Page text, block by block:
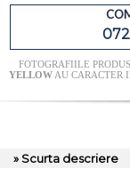
FOTOGRAFIILE
YELLOWAU CARACTER
» Scurta descriere